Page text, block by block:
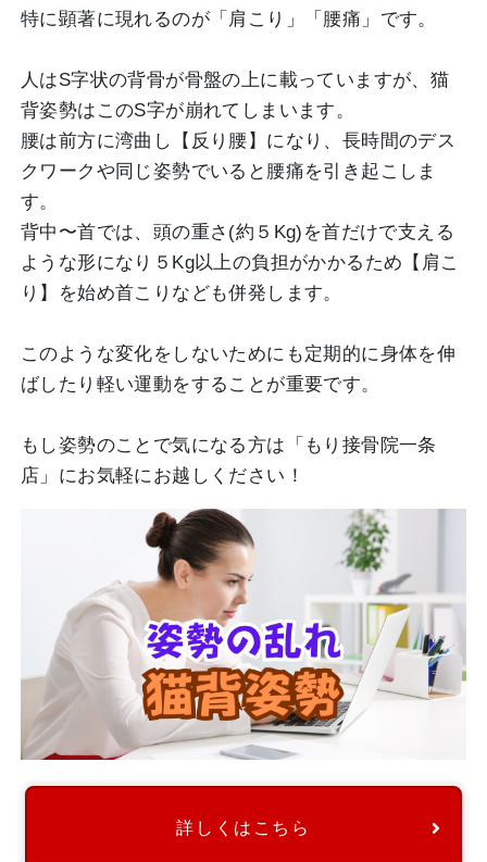
特に顕著に現れるのが「肩こり」「腰痛」です。
人はS字状の背骨が骨盤の上に載っていますが、猫
背姿勢はこのS字が崩れてしまいます。
腰は前方に湾曲し【反り腰】になり、長時間のデス
クワークや同じ姿勢でいると腰痛を引き起こしま
す。
背中〜首では、頭の重さ(約５Kg)を首だけで支える
ような形になり５Kg以上の負担がかかるため【肩こ
り】を始め首こりなども併発します。
このような変化をしないためにも定期的に身体を伸
ばしたり軽い運動をすることが重要です。
もし姿勢のことで気になる方は「もり接骨院一条
店」にお気軽にお越しください！
詳しくはこちら